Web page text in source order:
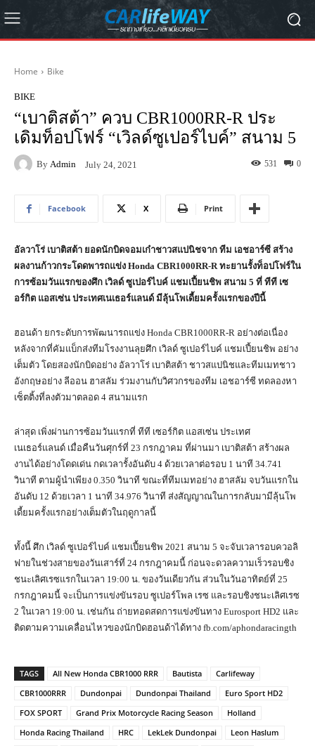
Home Bike
BIKE
“เบาติสต้า” ควบ CBR1000RR-R ประ
เดิมท็อปโฟร์ “เวิลด์ซูเปอร์ไบค์” สนาม 5
By Admin July 24, 2021 0
531
Facebook X Print
อัลวาโร่ เบาติสต้า ยอดนักบิดจอมเก๋าชาวสแปนิชจาก ทีม เอชอาร์ซี สร้าง
ผลงานก้าวกระโดดพารถแข่ง Honda CBR1000RR-Rทะยานรั้งท็อปโฟร์ใน
การซ้อมวันแรกของศึก เวิลด์ ซูเปอร์ไบค์ แชมเปี้ยนชิพ สนาม 5 ที่ ทีที เซ
อร์กิต แอสเซ่น ประเทศเนเธอร์แลนด์ มีลุ้นโพเดี้ยมครั้งแรกของปีนี้
ฮอนด้า ยกระดับการพัฒนารถแข่ง Honda CBR1000RR-R อย่างต่อเนื่อง
หลังจากที่คัมแบ็กส่งทีมโรงงานลุยศึก เวิลด์ ซูเปอร์ไบค์ แชมเปี้ยนชิพ อย่าง
เต็มตัว โดยสองนักบิดอย่าง อัลวาโร่ เบาติสต้า ชาวสแปนิชและทีมเมทชาว
อังกฤษอย่าง ลีออน ฮาสลัม ร่วมงานกับวิศวกรของทีม เอชอาร์ซี ทดลองหา
เซ็ตติ้งที่ลงตัวมาตลอด 4 สนามแรก
ล่าสุด เพิ่งผ่านการซ้อมวันแรกที่ ทีที เซอร์กิต แอสเซ่น ประเทศ
เนเธอร์แลนด์ เมื่อคืนวันศุกร์ที่ 23 กรกฎาคม ที่ผ่านมา เบาติสต้า สร้างผล
งานได้อย่างโดดเด่น กดเวลารั้งอันดับ 4 ด้วยเวลาต่อรอบ 1 นาที 34.741
วินาที ตามผู้นำเพียง 0.350 วินาที ขณะที่ทีมเมทอย่าง ฮาสลัม จบวันแรกใน
อันดับ 12 ด้วยเวลา 1 นาที 34.976 วินาที ส่งสัญญาณในการกลับมามีลุ้นโพ
เดี้ยมครั้งแรกอย่างเต็มตัวในฤดูกาลนี้
ทั้งนี้ ศึก เวิลด์ ซูเปอร์ไบค์ แชมเปี้ยนชิพ 2021 สนาม 5 จะจับเวลารอบควอลิ
ฟายในช่วงสายของวันเสาร์ที่ 24 กรกฎาคมนี้ ก่อนจะดวลความเร็วรอบชิง
ชนะเลิศเรซแรกในเวลา 19:00 น. ของวันเดียวกัน ส่วนในวันอาทิตย์ที่ 25
กรกฎาคมนี้ จะเป็นการแข่งขันรอบ ซูเปอร์โพล เรซ และรอบชิงชนะเลิศเรซ
2 ในเวลา 19:00 น. เช่นกัน ถ่ายทอดสดการแข่งขันทาง Eurosport HD2 และ
ติดตามความเคลื่อนไหวของนักบิดฮอนด้าได้ทาง fb.com/aphondaracingth
TAGS All New Honda CBR1000 RRR Bautista
Carlifeway
CBR1000RRR
Dundonpai Dundonpai Thailand
Euro Sport HD2
FOX SPORT
Grand Prix Motorcycle Racing Season
Holland
Honda Racing Thailand
HRC LekLek Dundonpai
Leon Haslum